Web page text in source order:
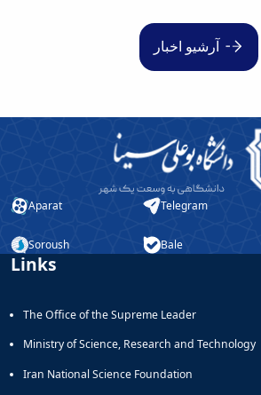
آرشیو اخبار
Aparat Telegram
Soroush Bale
Links
The Office of the Supreme Leader
Ministry of Science, Research and Technology
Iran National Science Foundation